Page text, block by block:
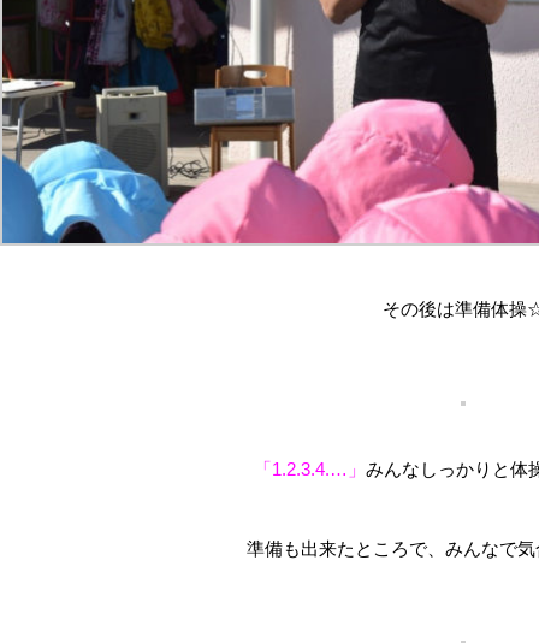
その後は準備体操
「1.2.3.4.…」 みんなしっかりと体
準備も出来たところで、みんなで